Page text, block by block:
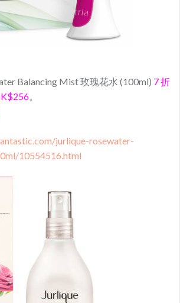
Balancing Mist玫瑰花水 (100ml) 7 折
jurlique-rosewater-
10554516.html